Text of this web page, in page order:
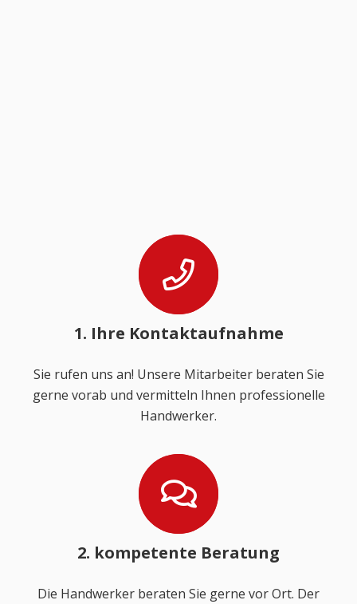
1. Ihre Kontaktaufnahme
Sie rufen uns an! Unsere Mitarbeiter beraten Sie
gerne vorab und vermitteln Ihnen professionelle
Handwerker.
2. kompetente Beratung
Die Handwerker beraten Sie gerne vor Ort. Der